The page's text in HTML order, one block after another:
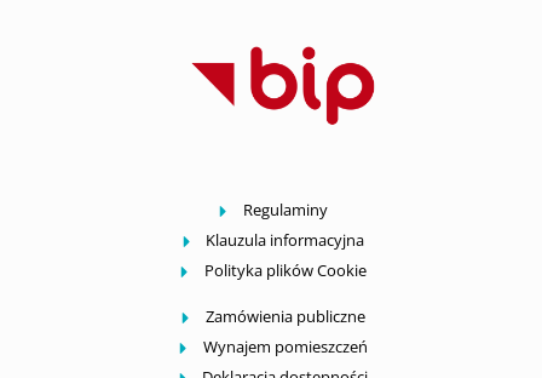
Regulaminy
Klauzula informacyjna
Polityka plików Cookie
Zamówienia publiczne
Wynajem pomieszczeń